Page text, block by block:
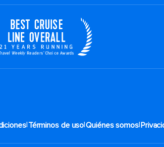
|Términos de uso|Quiénes somos|